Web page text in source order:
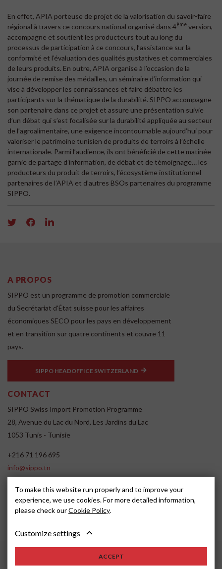
En effet, APIA porteuse de projet de la valorisation du savoir-faire
régional à travers ce concours national organisé dans 4ème version,
accompagne et soutient les producteurs tout au long du
processus de participation à ce concours, l’assistance sur la
conformité et l’évaluation des qualités gustatives et commerciales
de leurs produits. En outre, APIA organise à l’occasion de la
journée de remise des médailles, un séminaire d’information qui
vise à développer les connaissances et faire débattre les
participants sur la thématique de la durabilité. SIPPO accompagne
son partenaire dans ce projet et assure une présentation suivie
d’un débat qui s’est focalisée sur la durabilité appliquée au secteur
de l’agroalimentaire, une exigence incontournable aujourd’hui pour
valoriser le patrimoine tunisien de produits de terroirs à l’échelle
internationale. Parmi l’audience, ils ont bénéficié de cette matinée
garnie de partage d’information, de débat et de témoignage… les
producteurs du produit de terroirs, l’écosystème institutionnel
partenaires de l’APIA et d’autres BSOs partenaires du programme
SIPPO.
A PROPOS
SIPPO est un programme de promotion commerciale
du Secrétariat d'État suisse pour les affaires
économiques SECO pour les pays en développement
et en transition sur quatre continents et couvre 11
pays.
SIPPO HEADOFFICE SWITZERLAND
CONTACT
SIPPO Swiss Import Promotion Programme
28, Avenue du Lac du Nord, Les Jardins du Lac
1053 Tunis - Tunisie
+216 71 196 695
info@sippo.tn
SOCIAL MEDIA
Cookie settings
To make this website run properly and to improve your
experience, we use cookies. For more detailed information,
please check ourCookie Policy.
Customize settings
ACCEPT